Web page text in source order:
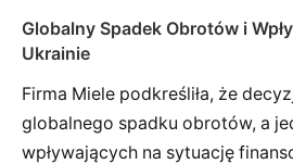
Globalny Spadek Obrotów i
Ukrainie
Firma Miele podkreśliła, że
globalnego spadku obrotów, a
wpływających na sytuację